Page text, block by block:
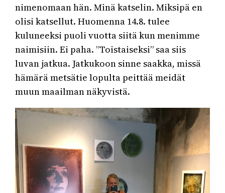
nimenomaan hän. Minä katselin. Miksipä en
olisi katsellut. Huomenna 14.8. tulee
kuluneeksi puoli vuotta siitä kun menimme
naimisiin. Ei paha. ”Toistaiseksi” saa siis
luvan jatkua. Jatkukoon sinne saakka, missä
hämärä metsätie lopulta peittää meidät
muun maailman näkyvistä.